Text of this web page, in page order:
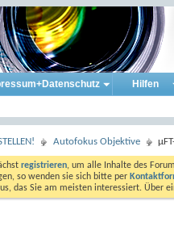
Hilfen
Autofokus Objektive
registrieren, um alle Inhalte des
so wenden sie sich bitte per
das Sie am meisten interessiert.